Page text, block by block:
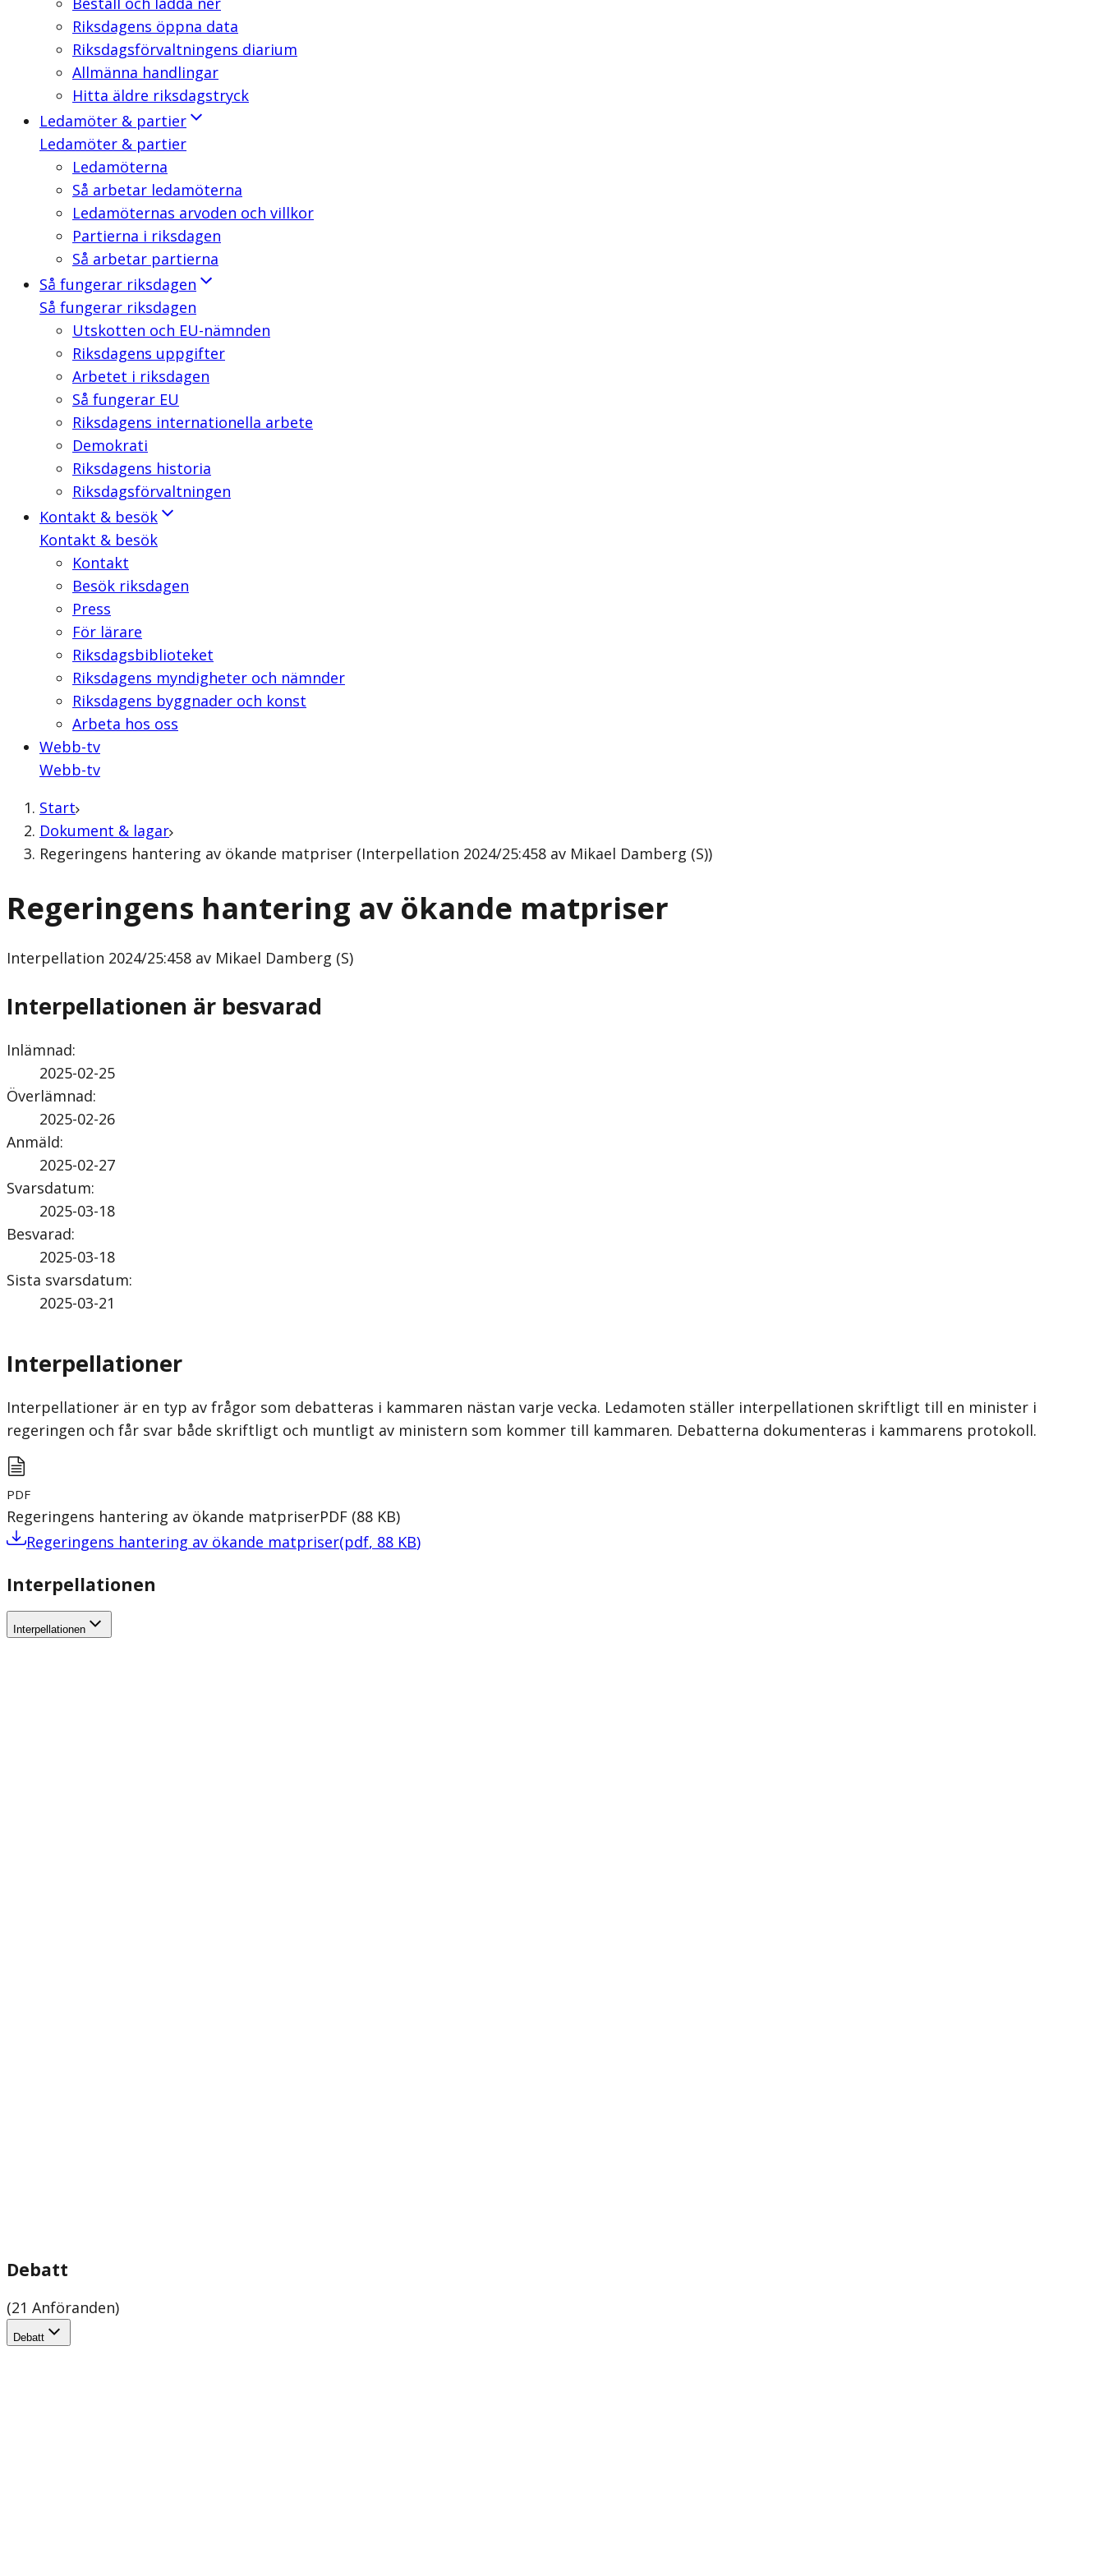
Riksdagens öppna data
Riksdagsförvaltningens diarium
Allmänna handlingar
Hitta äldre riksdagstryck
Ledamöter & partier
Ledamöter & partier
Ledamöterna
Så arbetar ledamöterna
Ledamöternas arvoden och villkor
Partierna i riksdagen
Så arbetar partierna
Så fungerar riksdagen
Så fungerar riksdagen
Utskotten och EU-nämnden
Riksdagens uppgifter
Arbetet i riksdagen
Så fungerar EU
Riksdagens internationella arbete
Demokrati
Riksdagens historia
Riksdagsförvaltningen
Kontakt & besök
Kontakt & besök
Kontakt
Besök riksdagen
Press
För lärare
Riksdagsbiblioteket
Riksdagens myndigheter och nämnder
Riksdagens byggnader och konst
Arbeta hos oss
Webb-tv
Webb-tv
Start
Dokument & lagar
Regeringens hantering av ökande matpriser (Interpellation 2024/25:458 av Mikael Damberg (S))
Regeringens hantering av ökande matpriser
Interpellation 2024/25:458 av Mikael Damberg (S)
Interpellationen är besvarad
Inlämnad:
2025-02-25
Överlämnad:
2025-02-26
Anmäld:
2025-02-27
Svarsdatum:
2025-03-18
Besvarad:
2025-03-18
Sista svarsdatum:
2025-03-21
Interpellationer
Interpellationer är en typ av frågor som debatteras i kammaren nästan varje vecka. Ledamoten ställer interpellationen skriftligt till en minister i
regeringen och får svar både skriftligt och muntligt av ministern som kommer till kammaren. Debatterna dokumenteras i kammarens protokoll.
PDF
Regeringens hantering av ökande matpriserPDF (88 KB)
Regeringens hantering av ökande matpriser(pdf, 88 KB)
Interpellationen
Interpellationen
Debatt
(21 Anföranden)
Debatt